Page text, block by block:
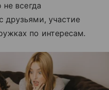
всегда
друзьями, участие
по интересам.